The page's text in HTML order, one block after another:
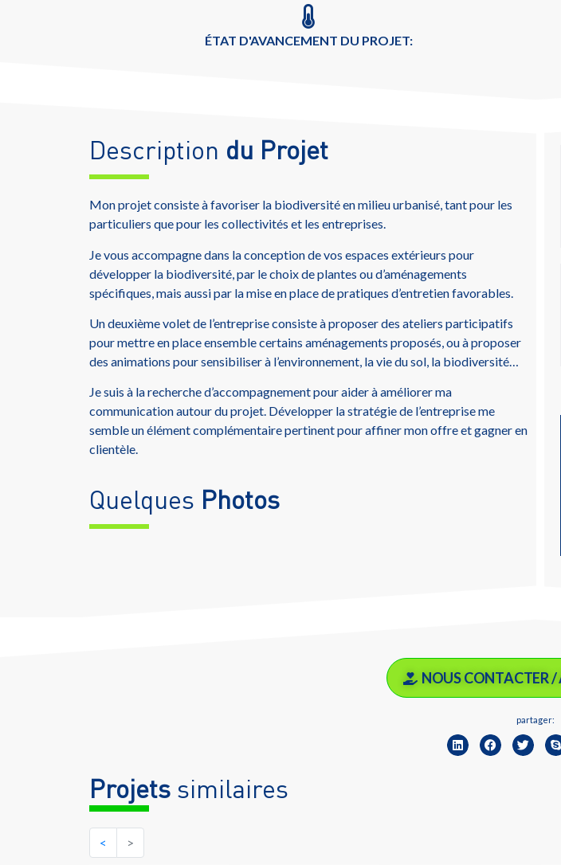
ÉTAT D'AVANCEMENT DU PROJET:
Description du Projet
Mon projet consiste à favoriser la biodiversité en milieu urbanisé, tant pour les
particuliers que pour les collectivités et les entreprises.
Je vous accompagne dans la conception de vos espaces extérieurs pour
développer la biodiversité, par le choix de plantes ou d’aménagements
spécifiques, mais aussi par la mise en place de pratiques d’entretien favorables.
Un deuxième volet de l’entreprise consiste à proposer des ateliers participatifs
pour mettre en place ensemble certains aménagements proposés, ou à proposer
des animations pour sensibiliser à l’environnement, la vie du sol, la biodiversité…
Je suis à la recherche d’accompagnement pour aider à améliorer ma
communication autour du projet. Développer la stratégie de l’entreprise me
semble un élément complémentaire pertinent pour affiner mon offre et gagner en
clientèle.
Quelques Photos
NOUS CONTACTER
partager:
Projets similaires
< >